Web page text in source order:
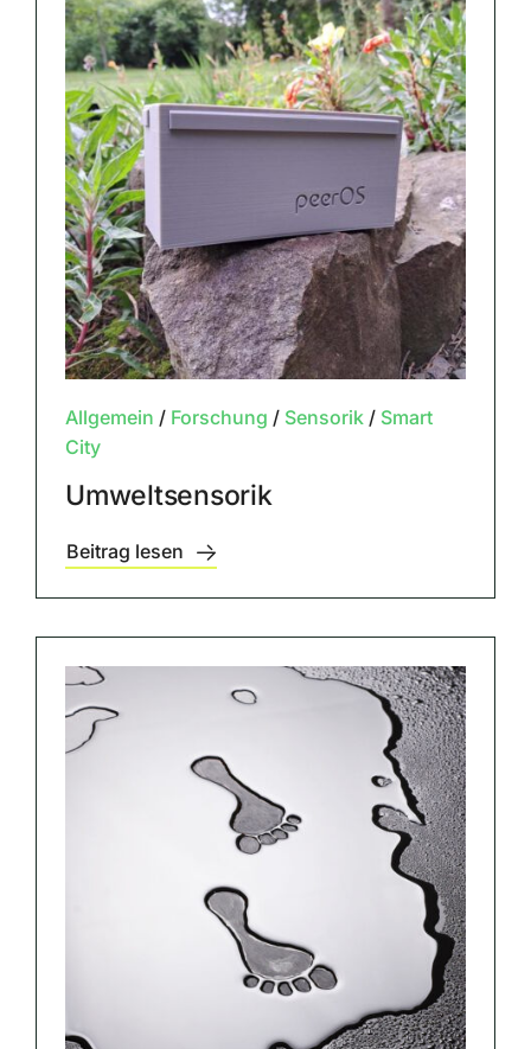
Allgemein / Forschung / Sensorik/ Smart
City
Umweltsensorik
Beitrag lesen